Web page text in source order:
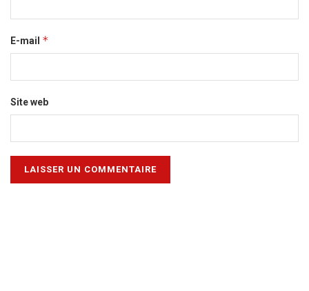
E-mail *
Site web